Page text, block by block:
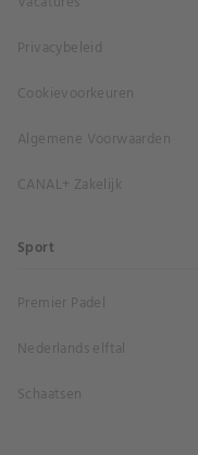
Privacybeleid
Cookievoorkeuren
Algemene Voorwaarden
CANAL+ Zakelijk
Sport
Premier Padel
Nederlands elftal
Schaatsen